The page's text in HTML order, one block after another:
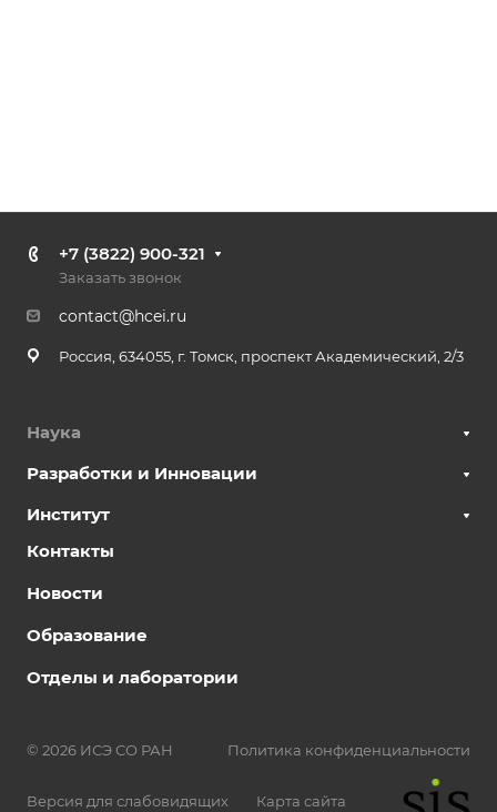
+7 (3822) 900-321
Заказать звонок
contact@hcei.ru
Россия, 634055, г. Томск, проспект Академический, 2/3
Наука
Разработки и Инновации
Институт
Контакты
Новости
Образование
Отделы и лаборатории
© 2026 ИСЭ СО РАН Политика конфиденциальности
Версия для слабовидящих Карта сайта